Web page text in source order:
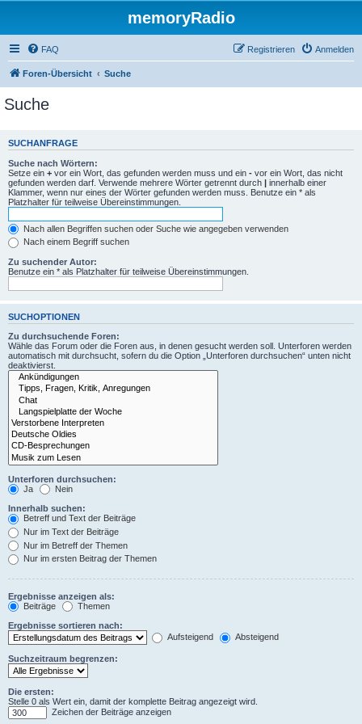
memoryRadio
FAQ Anmelden
Registrieren
Foren-Übersicht Suche
Suche
SUCHANFRAGE
Suche nach Wörtern:
Setze ein + vor ein Wort, das gefunden werden muss und ein - vor ein Wort, das nicht
gefunden werden darf. Verwende mehrere Wörter getrennt durch | innerhalb einer
Klammer, wenn nur eines der Wörter gefunden werden muss. Benutze ein * als
Platzhalter für teilweise Übereinstimmungen.
Nach allen Begriffen suchen oder Suche wie angegeben verwenden
Nach einem Begriff suchen
Zu suchender Autor:
Benutze ein * als Platzhalter für teilweise Übereinstimmungen.
SUCHOPTIONEN
Zu durchsuchende Foren:
Wähle das Forum oder die Foren aus, in denen gesucht werden soll. Unterforen werden
automatisch mit durchsucht, sofern du die Option „Unterforen durchsuchen“ unten nicht
deaktivierst.
Unterforen durchsuchen:
Ja
Nein
Innerhalb suchen:
Betreff und Text der Beiträge
Nur im Text der Beiträge
Nur im Betreff der Themen
Nur im ersten Beitrag der Themen
Ergebnisse anzeigen als:
Beiträge
Themen
Ergebnisse sortieren nach:
Aufsteigend
Absteigend
Suchzeitraum begrenzen:
Die ersten:
Stelle 0 als Wert ein, damit der komplette Beitrag angezeigt wird.
Zeichen der Beiträge anzeigen